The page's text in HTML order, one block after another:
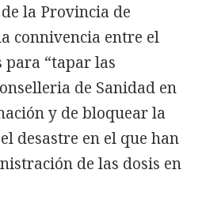
la Provincia de
connivencia entre el
para “tapar las
de Sanidad en
y de bloquear la
desastre en el que han
de las dosis en